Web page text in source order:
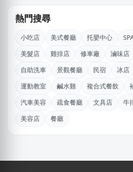
新北市｜預算 10萬元以下
廖X姐
淑X
林X雲
熱門搜尋
小吃店 美式餐廳 托嬰中心
美髮店
雞排店 修車廠 滷味店
自助洗車
景觀餐廳 民宿 冰店
運動教室
鹹水雞 複合式餐飲
汽車美容
疏食餐廳 文具店 牛
美容店
餐廳